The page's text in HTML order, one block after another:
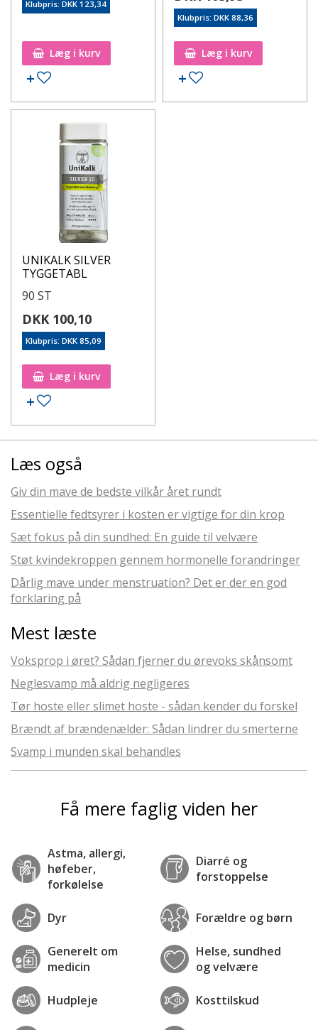
Klubpris: DKK 123,34
Læg i kurv
Klubpris: DKK 88,36
Læg i kurv
UNIKALK SILVER
TYGGETABL
90 ST
DKK 100,10
Klubpris: DKK 85,09
Læg i kurv
Læs også
Giv din mave de bedste vilkår året rundt
Essentielle fedtsyrer i kosten er vigtige for din krop
Sæt fokus på din sundhed: En guide til velvære
Støt kvindekroppen gennem hormonelle forandringer
Dårlig mave under menstruation? Det er der en god
forklaring på
Mest læste
Voksprop i øret? Sådan fjerner du ørevoks skånsomt
Neglesvamp må aldrig negligeres
Tør hoste eller slimet hoste - sådan kender du forskel
Brændt af brændenælder: Sådan lindrer du smerterne
Svamp i munden skal behandles
Få mere faglig viden her
Astma, allergi,
høfeber,
forkølelse
Diarré og
forstoppelse
Dyr Forældre og børn
Generelt om
medicin
Helse, sundhed
og velvære
Hudpleje Kosttilskud